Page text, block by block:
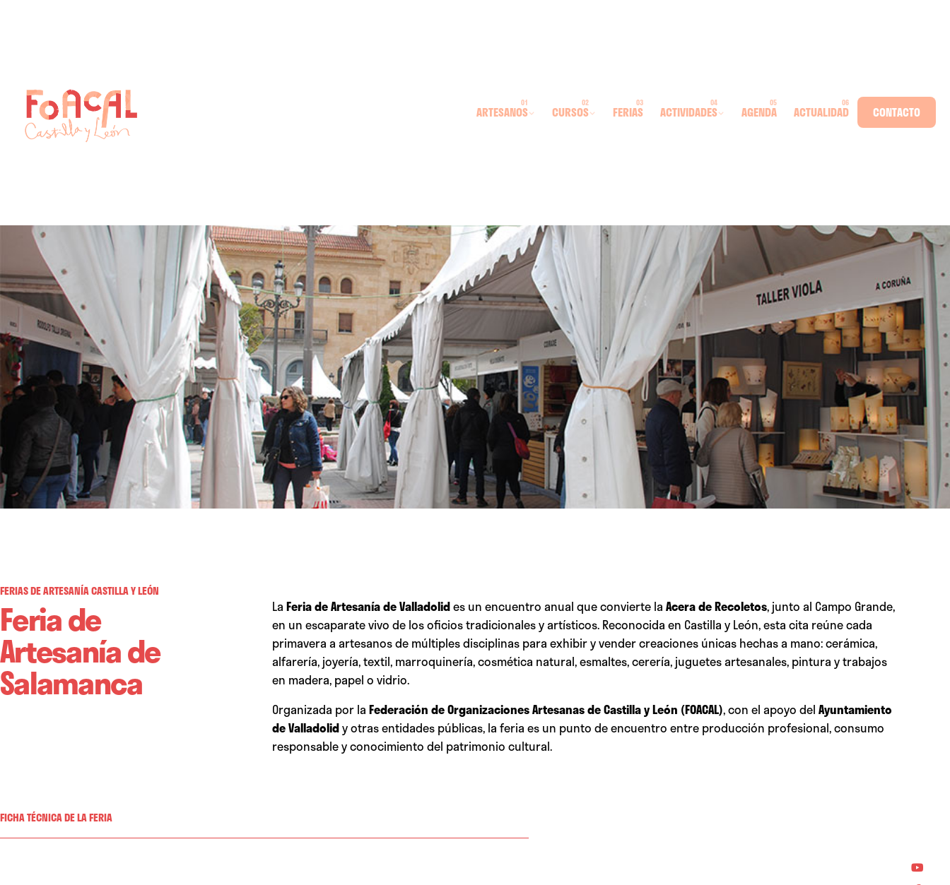
ARTESANOS CURSOS FERIAS ACTIVIDADES AGENDA ACTUALIDAD CONTACTO
FERIAS DE ARTESANÍA CASTILLA Y LEÓN
Feria de
Artesanía de
Salamanca
La Feria de Artesanía de Valladolides un encuentro anual que convierte la Acera de Recoletos, junto al Campo Grande,
en un escaparate vivo de los oficios tradicionales y artísticos. Reconocida en Castilla y León, esta cita reúne cada
primavera a artesanos de múltiples disciplinas para exhibir y vender creaciones únicas hechas a mano: cerámica,
alfarería, joyería, textil, marroquinería, cosmética natural, esmaltes, cerería, juguetes artesanales, pintura y trabajos
en madera, papel o vidrio.
Organizada por la Federación de Organizaciones Artesanas de Castilla y León (FOACAL), con el apoyo del Ayuntamiento
de Valladolidy otras entidades públicas, la feria es un punto de encuentro entre producción profesional, consumo
responsable y conocimiento del patrimonio cultural.
FICHA TÉCNICA DE LA FERIA